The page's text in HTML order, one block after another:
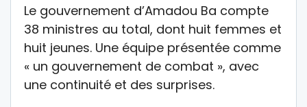
Le gouvernement d’Amadou Ba compte
38 ministres au total, dont huit femmes et
huit jeunes. Une équipe présentée comme
« un gouvernement de combat », avec
une continuité et des surprises.